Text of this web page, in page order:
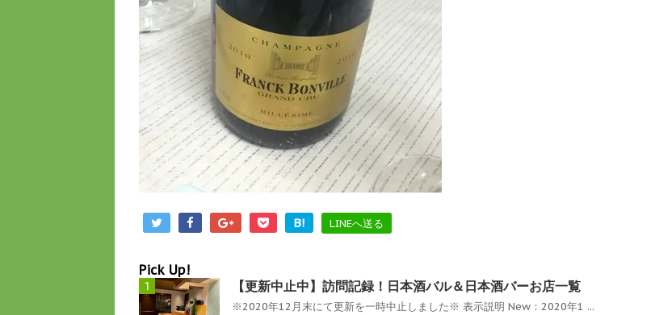
B! LINEへ送る
Pick Up!
1 【更新中止中】訪問記録！日本酒バル＆日本酒バーお店一覧
※2020年12月末にて更新を一時中止しました※ 表示説明 New：2020年1 ...